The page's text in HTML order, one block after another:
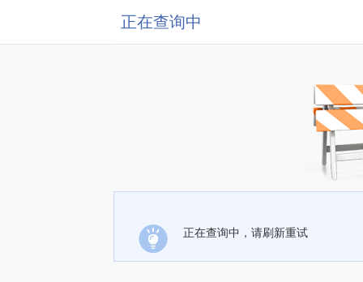
正在查询中
正在查询中，请刷新重试